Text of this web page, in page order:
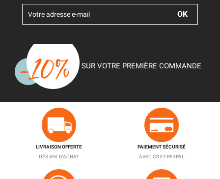
SUR VOTRE PREMIÈRE COMMANDE
LIVRAISON OFFERTE
DÈS 49€ D'ACHAT
PAIEMENT SÉCURISÉ
AVEC CB ET PAYPAL